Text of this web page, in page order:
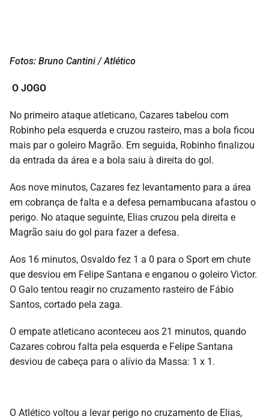
Fotos: Bruno Cantini / Atlético
O JOGO
No primeiro ataque atleticano, Cazares tabelou com
Robinho pela esquerda e cruzou rasteiro, mas a bola ficou
mais par o goleiro Magrão. Em seguida, Robinho finalizou
da entrada da área e a bola saiu à direita do gol.
Aos nove minutos, Cazares fez levantamento para a área
em cobrança de falta e a defesa pernambucana afastou o
perigo. No ataque seguinte, Elias cruzou pela direita e
Magrão saiu do gol para fazer a defesa.
Aos 16 minutos, Osvaldo fez 1 a 0 para o Sport em chute
que desviou em Felipe Santana e enganou o goleiro Victor.
O Galo tentou reagir no cruzamento rasteiro de Fábio
Santos, cortado pela zaga.
O empate atleticano aconteceu aos 21 minutos, quando
Cazares cobrou falta pela esquerda e Felipe Santana
desviou de cabeça para o alívio da Massa: 1 x 1.
O Atlético voltou a levar perigo no cruzamento de Elias,